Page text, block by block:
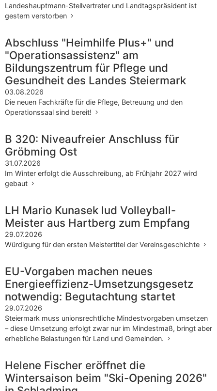
Landeshauptmann-Stellvertreter und Landtagspräsident ist
gestern verstorben
Abschluss "Heimhilfe Plus+" und
"Operationsassistenz" am
Bildungszentrum für Pflege und
Gesundheit des Landes Steiermark
03.08.2026
Die neuen Fachkräfte für die Pflege, Betreuung und den
Operationssaal sind bereit!
B 320: Niveaufreier Anschluss für
Gröbming Ost
31.07.2026
Im Winter erfolgt die Ausschreibung, ab Frühjahr 2027 wird
gebaut
LH Mario Kunasek lud Volleyball-
Meister aus Hartberg zum Empfang
29.07.2026
Würdigung für den ersten Meistertitel der Vereinsgeschichte
EU-Vorgaben machen neues
Energieeffizienz-Umsetzungsgesetz
notwendig: Begutachtung startet
29.07.2026
Steiermark muss unionsrechtliche Mindestvorgaben umsetzen
– diese Umsetzung erfolgt zwar nur im Mindestmaß, bringt aber
erhebliche Belastungen für Land und Gemeinden.
Helene Fischer eröffnet die
Wintersaison beim "Ski-Opening 2026"